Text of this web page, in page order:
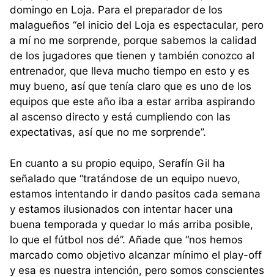
domingo en Loja. Para el preparador de los
malagueños “el inicio del Loja es espectacular, pero
a mí no me sorprende, porque sabemos la calidad
de los jugadores que tienen y también conozco al
entrenador, que lleva mucho tiempo en esto y es
muy bueno, así que tenía claro que es uno de los
equipos que este año iba a estar arriba aspirando
al ascenso directo y está cumpliendo con las
expectativas, así que no me sorprende”.
En cuanto a su propio equipo, Serafín Gil ha
señalado que “tratándose de un equipo nuevo,
estamos intentando ir dando pasitos cada semana
y estamos ilusionados con intentar hacer una
buena temporada y quedar lo más arriba posible,
lo que el fútbol nos dé”. Añade que “nos hemos
marcado como objetivo alcanzar mínimo el play-off
y esa es nuestra intención, pero somos conscientes